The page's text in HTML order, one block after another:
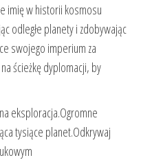
imię w historii kosmosu
odległe planety i zdobywając
swojego imperium za
ścieżkę dyplomacji, by
eksploracja.Ogromne
tysiące planet.Odkrywaj